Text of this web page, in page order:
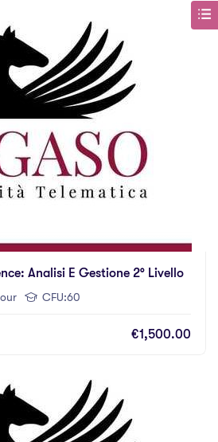
Analisi E Gestione 2° Livello
CFU:60
€1,500.00